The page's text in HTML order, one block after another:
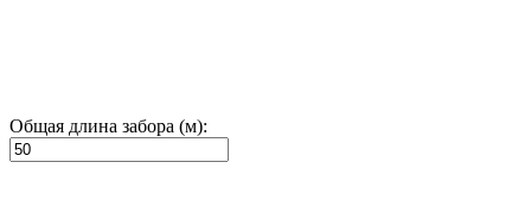
Общая длина забора (м):